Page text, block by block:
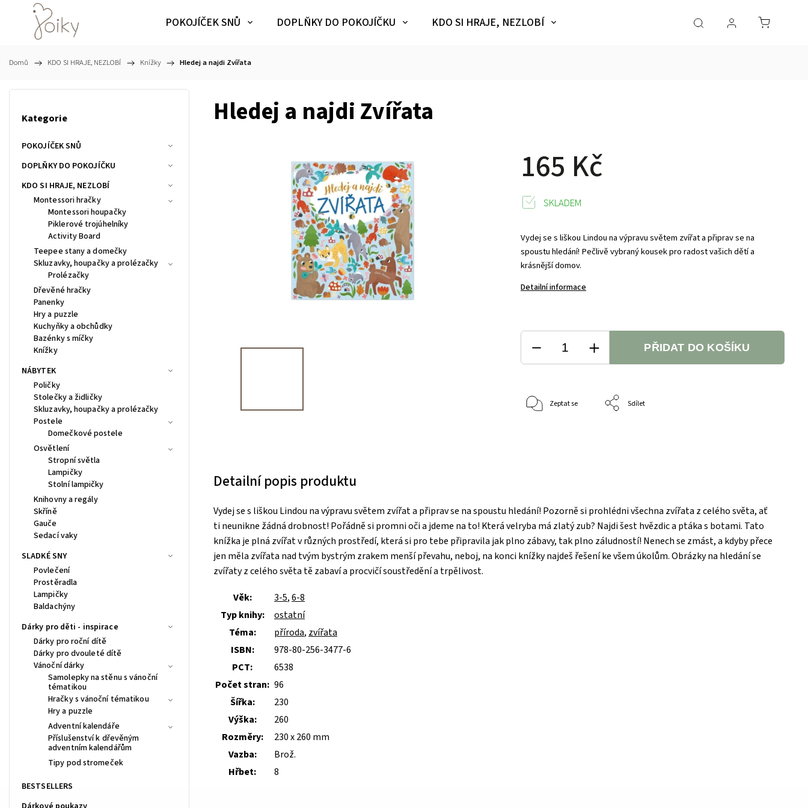
POKOJÍČEK SNŮ DOPLŇKY DO POKOJÍČKU KDO SI HRAJE, NEZLOBÍ SLADKÉ SNY Dárky pro
Domů / KDO SI HRAJE, NEZLOBÍ / Knížky / Hledej a najdi Zvířata
Kategorie
POKOJÍČEK SNŮ
DOPLŇKY DO POKOJÍČKU
KDO SI HRAJE, NEZLOBÍ
Montessori hračky
Montessori houpačky
Piklerové trojúhelníky
Activity Board
Teepee stany a domečky
Skluzavky, houpačky a prolézačky
Prolézačky
Dřevěné hračky
Panenky
Hry a puzzle
Kuchyňky a obchůdky
Bazénky s míčky
Knížky
NÁBYTEK
Poličky
Stolečky a židličky
Skluzavky, houpačky a prolézačky
Postele
Domečkové postele
Osvětlení
Stropní světla
Lampičky
Stolní lampičky
Knihovny a regály
Skříně
Gauče
Sedací vaky
SLADKÉ SNY
Povlečení
Prostěradla
Lampičky
Baldachýny
Dárky pro děti - inspirace
Dárky pro roční dítě
Dárky pro dvouleté dítě
Vánoční dárky
Samolepky na stěnu s vánoční
tématikou
Hračky s vánoční tématikou
Hry a puzzle
Adventní kalendáře
Příslušenství k dřevěným
adventním kalendářům
Tipy pod stromeček
BESTSELLERS
Hledej a najdi Zvířata
165 Kč
Vydej se s liškou Lindou na výpravu světem zvířat a připrav se na
spoustu hledání! Pečlivě vybraný kousek pro radost vašich dětí a
krásnější domov.
Detailní informace
SKLADEM
PŘIDAT DO KOŠÍKU
Zeptat se Sdílet
Detailní popis produktu
Vydej se s liškou Lindou na výpravu světem zvířat a připrav se na spoustu hledání! Pozorně si prohlédni všechna zvířata z celého světa, ať
ti neunikne žádná drobnost! Pořádně si promni oči a jdeme na to! Která velryba má zlatý zub? Najdi šest hvězdic a ptáka s botami. Tato
knížka je plná zvířat v různých prostředí, která si pro tebe připravila jak plno zábavy, tak plno záludností! Nenech se zmást, a kdyby přece
jen měla zvířata nad tvým bystrým zrakem menší převahu, neboj, na konci knížky najdeš řešení ke všem úkolům. Obrázky na hledání se
zvířaty z celého světa tě zabaví a procvičí soustředění a trpělivost.
Věk:
3-5,6-8
Typ knihy:
ostatní
Téma:
příroda, zvířata
ISBN:
978-80-256-3477-6
PCT:
6538
Počet stran: 96
Šířka:
230
Výška:
260
Rozměry:
230 x 260 mm
Vazba:
Brož.
Hřbet:
8